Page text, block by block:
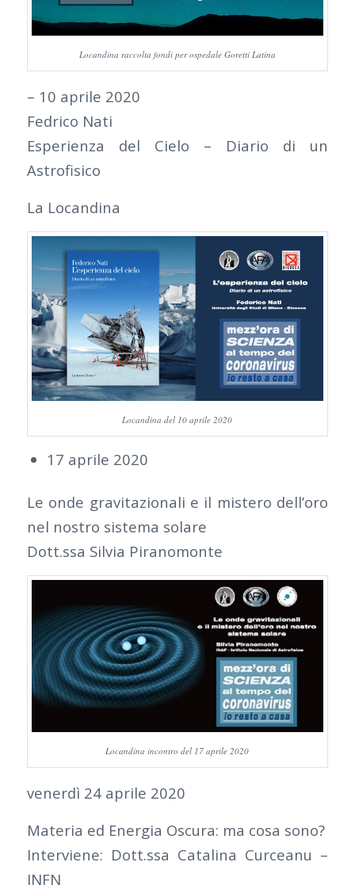
Locandina raccolta fondi per ospedale Goretti Latina
– 10 aprile 2020
Fedrico Nati
Esperienza del Cielo – Diario di un
Astrofisico
La Locandina
Locandina del 10 aprile 2020
17 aprile 2020
Le onde gravitazionali e il mistero dell’oro
nel nostro sistema solare
Dott.ssa Silvia Piranomonte
Locandina incontro del 17 aprile 2020
venerdì 24 aprile 2020
Materia ed Energia Oscura: ma cosa sono?
Interviene: Dott.ssa Catalina Curceanu –
INFN